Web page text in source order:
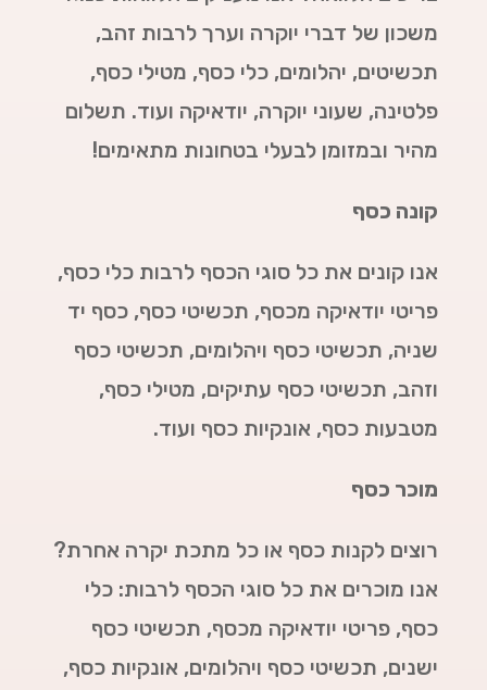
משכון של דברי יוקרה וערך לרבות זהב,
תכשיטים, יהלומים, כלי כסף, מטילי כסף,
פלטינה, שעוני יוקרה, יודאיקה ועוד. תשלום
מהיר ובמזומן לבעלי בטחונות מתאימים!
קונה כסף
אנו קונים את כל סוגי הכסף לרבות כלי כסף,
פריטי יודאיקה מכסף, תכשיטי כסף, כסף יד
שניה, תכשיטי כסף ויהלומים, תכשיטי כסף
וזהב, תכשיטי כסף עתיקים, מטילי כסף,
מטבעות כסף, אונקיות כסף ועוד.
מוכר כסף
רוצים לקנות כסף או כל מתכת יקרה אחרת?
אנו מוכרים את כל סוגי הכסף לרבות: כלי
כסף, פריטי יודאיקה מכסף, תכשיטי כסף
ישנים, תכשיטי כסף ויהלומים, אונקיות כסף,